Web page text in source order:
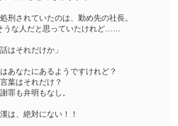
刑されていたのは、勤め先の社長。
うな人だと思っていたけれど……
はそれだけか」
あなたにあるようですけれど？
葉はそれだけ？
罪も弁明もなし。
は、絶対にない！！